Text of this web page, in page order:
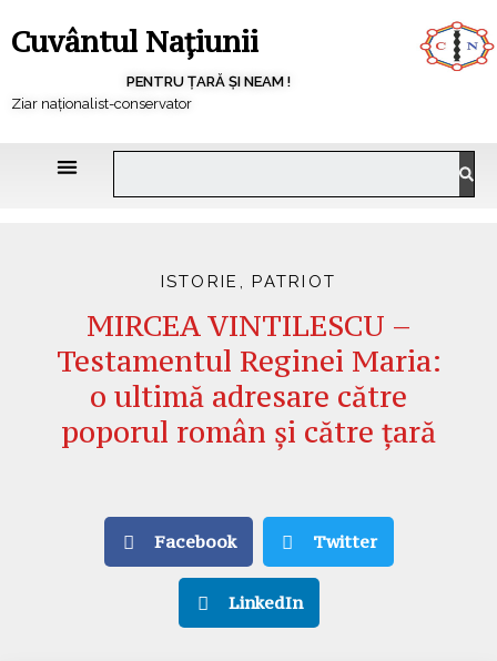
Cuvântul Națiunii
PENTRU ȚARĂ ȘI NEAM !
Ziar naționalist-conservator
ISTORIE ,PATRIOT
MIRCEA VINTILESCU –
Testamentul Reginei Maria:
o ultimă adresare către
poporul român și către țară
Facebook Twitter
LinkedIn